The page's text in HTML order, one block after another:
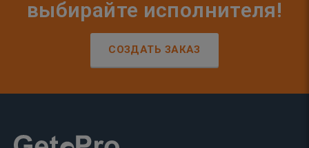
выбирайте исполнителя!
СОЗДАТЬ ЗАКАЗ